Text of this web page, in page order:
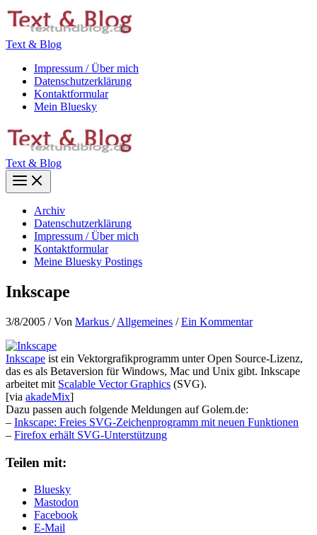
Zum
Inhalt
Text & Blog
Impressum / Über mich
Datenschutzerklärung
Kontaktformular
Mein Bluesky
Text & Blog
Main
Menu
Archiv
Datenschutzerklärung
Impressum / Über mich
Kontaktformular
Meine Bluesky Postings
Inkscape
3/8/2005 / Von Markus /Allgemeines /Ein Kommentar
Inkscape ist ein Vektorgrafikprogramm unter Open Source-Lizenz,
das es als Betaversion für Windows, Mac und Unix gibt. Inkscape
arbeitet mit Scalable Vector Graphics (SVG).
[via akadeMix]
Dazu passen auch folgende Meldungen auf Golem.de:
– Inkscape: Freies SVG-Zeichenprogramm mit neuen Funktionen
– Firefox erhält SVG-Unterstützung
Teilen mit:
Bluesky
Mastodon
Facebook
E-Mail